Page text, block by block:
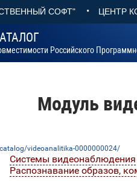
СОФТ" • ЦЕНТР
Российского
Модуль
videoanalitika-0000000024/
Системы видеонаблюдения
Распознавание образов,